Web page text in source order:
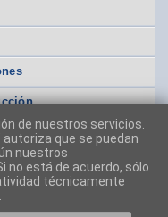
de nuestros servicios.
autoriza que se puedan
nuestros
Si no está de acuerdo, sólo
técnicamente